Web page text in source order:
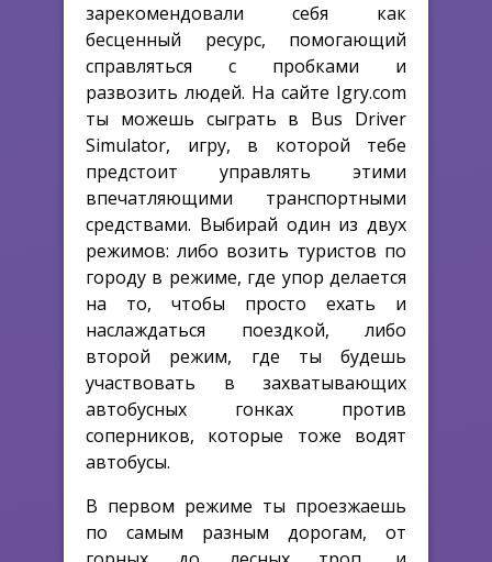
зарекомендовали себя как
бесценный ресурс, помогающий
справляться с пробками и
развозить людей. На сайте Igry.com
ты можешь сыграть в Bus Driver
Simulator, игру, в которой тебе
предстоит управлять этими
впечатляющими транспортными
средствами. Выбирай один из двух
режимов: либо возить туристов по
городу в режиме, где упор делается
на то, чтобы просто ехать и
наслаждаться поездкой, либо
второй режим, где ты будешь
участвовать в захватывающих
автобусных гонках против
соперников, которые тоже водят
автобусы.
В первом режиме ты проезжаешь
по самым разным дорогам, от